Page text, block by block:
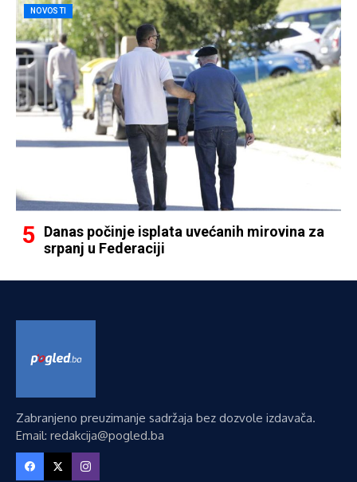
NOVOSTI
Danas počinje isplata uvećanih mirovina za
srpanj u Federaciji
Zabranjeno preuzimanje sadržaja bez dozvole izdavača.
Email: redakcija@pogled.ba